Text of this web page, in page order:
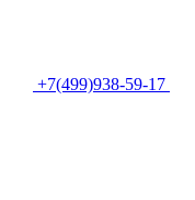
+7(499)938-59-17